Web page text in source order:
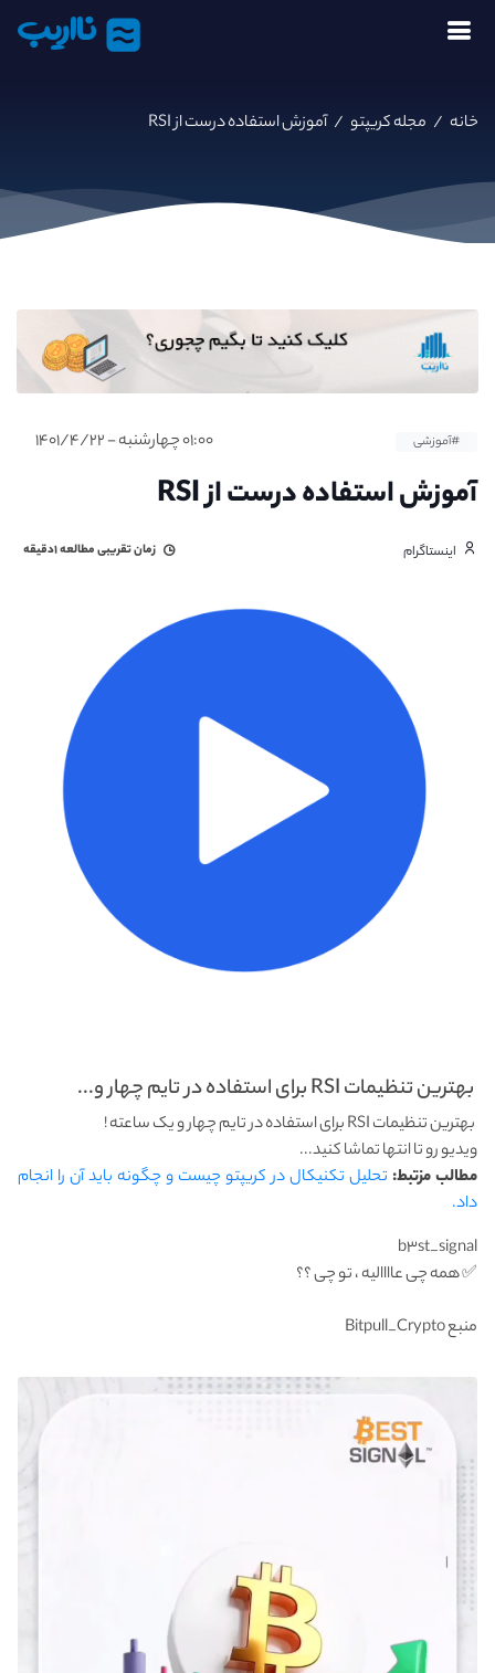
نااریب
خانه / مجله کریپتو /آموزش استفاده درست از RSI
#آموزشی ۰۱:۰۰ چهارشنبه - ۱۴۰۱/۴/۲۲
آموزش استفاده درست از RSI
اینستاگرام زمان تقریبی مطالعه۱دقیقه
بهترین تنظیمات RSI برای استفاده در تایم چهار و...
بهترین تنظیمات RSI برای استفاده در تایم چهار و یک ساعته !
ویدیو رو تا انتها تماشا کنید...
مطالب مزتبط: تحلیل تکنیکال در کریپتو چیست و چگونه باید آن را انجام
داد.
b۳st_signal
✅ همه چی عاااالیه ، تو چی ؟؟
منبع ‌Bitpull_Crypto